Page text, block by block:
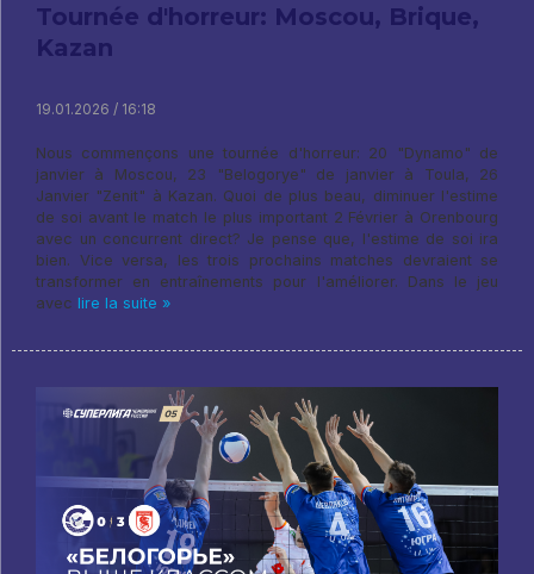
Tournée d'horreur: Moscou, Brique,
Kazan
19.01.2026 / 16:18
Nous commençons une tournée d'horreur: 20 "Dynamo" de
janvier à Moscou, 23 "Belogorye" de janvier à Toula, 26
Janvier "Zenit" à Kazan. Quoi de plus beau, diminuer l'estime
de soi avant le match le plus important 2 Février à Orenbourg
avec un concurrent direct? Je pense que, l'estime de soi ira
bien. Vice versa, les trois prochains matches devraient se
transformer en entraînements pour l'améliorer. Dans le jeu
avec lire la suite »